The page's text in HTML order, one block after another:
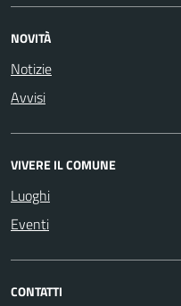
NOVITÀ
Notizie
Avvisi
VIVERE IL COMUNE
Luoghi
Eventi
CONTATTI